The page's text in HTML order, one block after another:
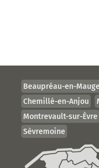
Beaupréau-en-
Chemillé-en-Anjou
Montrevault-sur-Èvre
Sèvremoine